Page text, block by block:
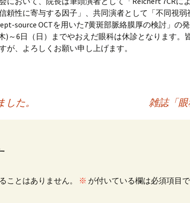
頼性に寄与する因子」、共同演者として「不同視弱
source OCTを用いた7黄斑部脈絡膜厚の検討」の
)～6日（日）までやおえだ眼科は休診となります。
が、よろしくお願い申し上げます。
た。 雑誌「
ことはありません。 ※ が付いている欄は必須項目